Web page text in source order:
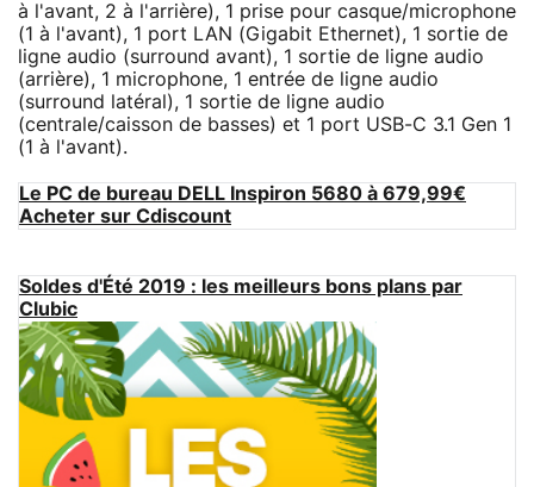
à l'avant, 2 à l'arrière), 1 prise pour casque/microphone
(1 à l'avant), 1 port LAN (Gigabit Ethernet), 1 sortie de
ligne audio (surround avant), 1 sortie de ligne audio
(arrière), 1 microphone, 1 entrée de ligne audio
(surround latéral), 1 sortie de ligne audio
(centrale/caisson de basses) et 1 port USB-C 3.1 Gen 1
(1 à l'avant).
Le PC de bureau DELL Inspiron 5680 à 679,99€
Acheter sur Cdiscount
Soldes d'Été 2019 : les meilleurs bons plans par
Clubic